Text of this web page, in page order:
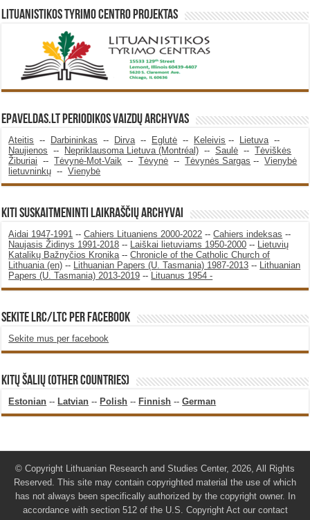
Lituanistikos Tyrimo Centro Projektas
Epaveldas.LT periodikos vaizdų archyvas
Ateitis -- Darbininkas -- Dirva -- Eglutė -- Keleivis -- Lietuva --
Naujienos -- Nepriklausoma Lietuva (Montréal) --Saulė --Tėviškės
Žiburiai --Tėvynė-Mot-Vaik --Tėvynė --Tėvynės Sargas --Vienybė
lietuvninkų --Vienybė
KITI SUSKAITMENINTI LAIKRAŠČIŲ ARCHYVAI
Aidai 1947-1991 --Cahiers Lituaniens 2000-2022 --Cahiers indeksas --
Naujasis Židinys 1991-2018 -- Laiškai lietuviams 1950-2000 -- Lietuvių
Katalikų Bažnyčios Kronika --Chronicle of the Catholic Church of
Lithuania (en) -- Lithuanian Papers (U. Tasmania) 1987-2013 -- Lithuanian
Papers (U. Tasmania) 2013-2019 -- Lituanus 1954 -
SEKITE LRC/LTC PER FACEBOOK
Sekite mus per facebook
KITŲ ŠALIŲ (OTHER COUNTRIES)
Estonian --Latvian --Polish --Finnish --German
© Copyright Lithuanian Research and Studies Center, 2026, All Rights
Reserved. This site may contain copyrighted material the use of which
has not always been specifically authorized by the copyright owner. In
accordance with section 512 of the U.S. Copyright Act our contact